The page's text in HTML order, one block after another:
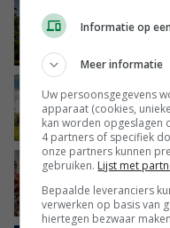
minister
overkant’
VANDAAG,
VANDAAG,
Informatie op
Meer informatie
Uw persoonsgegevens
apparaat (cookies,
kan worden
4 partners of specifiek
onze partners kunnen
gebruiken. Lijst met
Bepaalde leveranciers
verwerken op basis van
hiertegen bezwaar